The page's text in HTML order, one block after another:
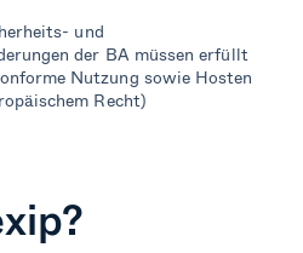
und
der BA müssen erfüllt
Nutzung sowie Hosten
Recht)